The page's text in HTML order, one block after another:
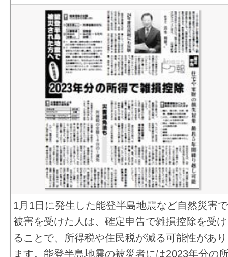
1月1日に発生した能登半島地震など自然災害で
被害を受けた人は、確定申告で雑損控除を受け
ることで、所得税や住民税が減る可能性があり
ます。能登半島地震の被災者には2023年分の